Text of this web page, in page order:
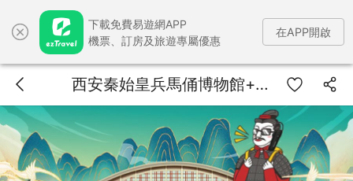
下載免費易遊網APP
機票、訂房及旅遊專屬優惠
在APP開啟
西安秦始皇兵馬俑博物館+人員導覽+耳機組合【可選場次丨贈無線耳機+專業人員導覽+未使用隨時退+不分對象】